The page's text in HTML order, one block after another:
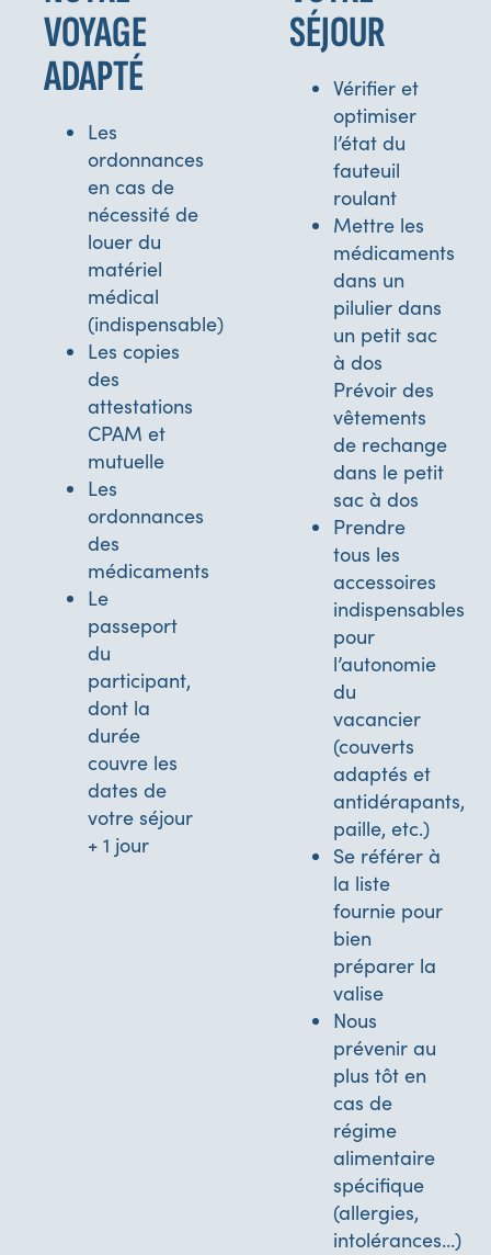
VOYAGE
ADAPTÉ
Les
ordonnances
en cas de
nécessité de
louer du
matériel
médical
(indispensable)
Les copies
des
attestations
CPAM et
mutuelle
Les
ordonnances
des
médicaments
Le
passeport
du
participant,
dont la
durée
couvre les
dates de
votre séjour
+ 1 jour
SÉJOUR
Vérifier et
optimiser
l’état du
fauteuil
roulant
Mettre les
médicaments
dans un
pilulier dans
un petit sac
à dos
Prévoir des
vêtements
de rechange
dans le petit
sac à dos
Prendre
tous les
accessoires
indispensables
pour
l’autonomie
du
vacancier
(couverts
adaptés et
antidérapants,
paille, etc.)
Se référer à
la liste
fournie pour
bien
préparer la
valise
Nous
prévenir au
plus tôt en
cas de
régime
alimentaire
spécifique
(allergies,
intolérances…)